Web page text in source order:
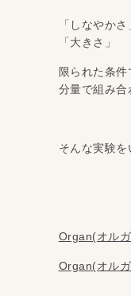
「しなやか
「大きさ」
限られた条件
分量で組み合
そんな実験を
Organ(オル
Organ(オル